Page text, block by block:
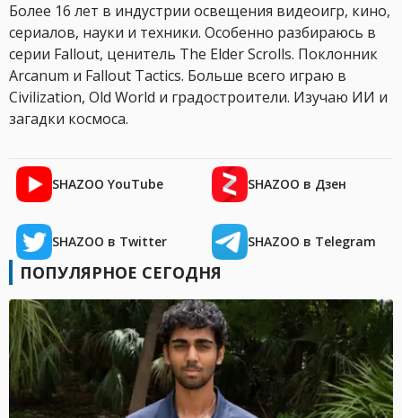
Более 16 лет в индустрии освещения видеоигр, кино,
сериалов, науки и техники. Особенно разбираюсь в
серии Fallout, ценитель The Elder Scrolls. Поклонник
Arcanum и Fallout Tactics. Больше всего играю в
Civilization, Old World и градостроители. Изучаю ИИ и
загадки космоса.
SHAZOO YouTube SHAZOO в Дзен
SHAZOO в Twitter SHAZOO в Telegram
ПОПУЛЯРНОЕ СЕГОДНЯ